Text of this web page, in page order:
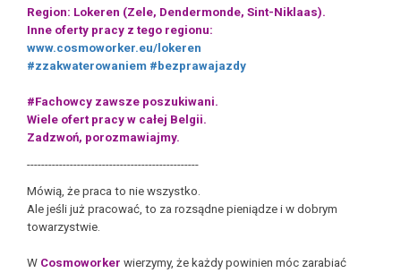
Region: Lokeren (Zele, Dendermonde, Sint-Niklaas).
Inne oferty pracy z tego regionu:
www.cosmoworker.eu/lokeren
#zzakwaterowaniem #bezprawajazdy
#Fachowcy zawsze poszukiwani.
Wiele ofert pracy w całej Belgii.
Zadzwoń, porozmawiajmy.
------------------------------------------------
Mówią, że praca to nie wszystko.
Ale jeśli już pracować, to za rozsądne pieniądze i w dobrym
towarzystwie.
W Cosmoworker wierzymy, że każdy powinien móc zarabiać